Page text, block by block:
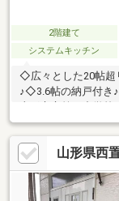
2階建て
システムキッチン
◇広々とした20帖超
♪◇3.6帖の納戸付き
山形市立第四中学
院…徒歩17分ヨーク
ンイレブン…徒歩15
山形県西